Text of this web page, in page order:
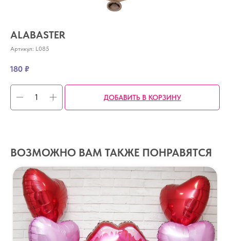
ALABASTER
Артикул: L085
180 ₽
ДОБАВИТЬ В КОРЗИНУ
ВОЗМОЖНО ВАМ ТАКЖЕ ПОНРАВЯТСЯ